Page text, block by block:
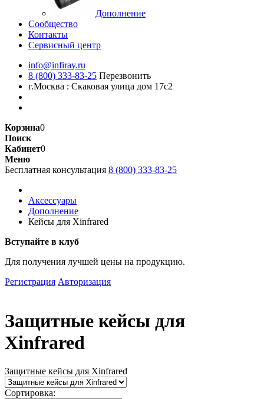
Дополнение
Сообщество
Контакты
Сервисный центр
info@infiray.ru
8 (800) 333-83-25 Перезвонить
г.Москва : Скаковая улица дом 17с2
Корзина0
Поиск
Кабинет0
Меню
Бесплатная консультация 8 (800) 333-83-25
Аксессуары
Дополнение
Кейсы для Xinfrared
Вступайте в клуб
Для получения лучшей цены на продукцию.
Регистрация Авторизация
Защитные кейсы для
Xinfrared
Защитные кейсы для Xinfrared
Сортировка: